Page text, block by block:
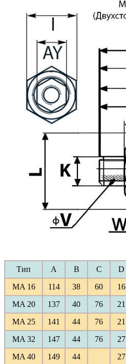
Тип A B C D
MA 16
114 38 60 16
MA 20
137 40 76 21
MA 25
141 44 76 21
MA 32
147 44 76 27
MA 40
149 44 27